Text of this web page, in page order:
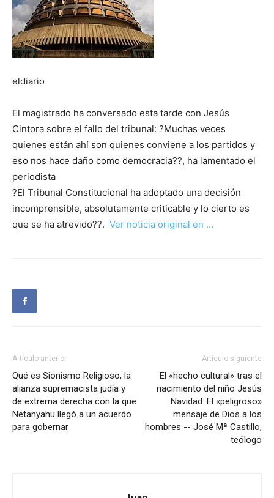
eldiario
El magistrado ha conversado esta tarde con Jesús
Cintora sobre el fallo del tribunal: ?Muchas veces
quienes están ahí son quienes conviene a los partidos y
eso nos hace daño como democracia??, ha lamentado el
periodista
?El Tribunal Constitucional ha adoptado una decisión
incomprensible, absolutamente criticable y lo cierto es
que se ha atrevido??. Ver noticia original en …
Artículo anterior
Qué es Sionismo Religioso, la
alianza supremacista judía y
de extrema derecha con la que
Netanyahu llegó a un acuerdo
para gobernar
Artículo siguiente
El «hecho cultural» tras el
nacimiento del niño Jesús
Navidad: El «peligroso»
mensaje de Dios a los
hombres -- José Mª Castillo,
teólogo